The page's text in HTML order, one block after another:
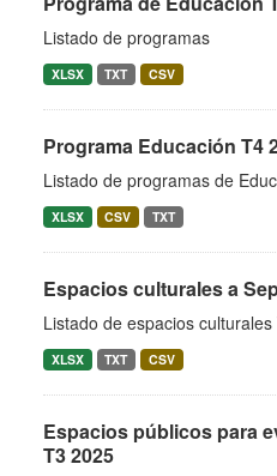
Listado de programas
XLSX TXT CSV
Programa Educación T4
Listado de programas de
XLSX CSV TXT
Espacios culturales a
Listado de espacios culturales
XLSX TXT CSV
Espacios públicos para
T3 2025